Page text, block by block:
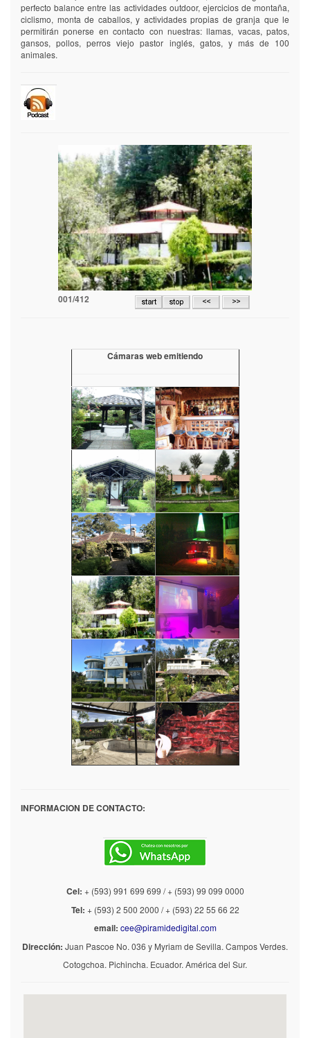
perfecto balance entre las actividades outdoor, ejercicios de montaña,
ciclismo, monta de caballos, y actividades propias de granja que le
permitirán ponerse en contacto con nuestras: llamas, vacas, patos,
gansos, pollos, perros viejo pastor inglés, gatos, y más de 100
animales.
001/412
Cámaras web emitiendo
INFORMACION DE CONTACTO:
Cel: + (593) 991 699 699 / + (593) 99 099 0000
Tel: + (593) 2 500 2000 / + (593) 22 55 66 22
email: cee@piramidedigital.com
Dirección: Juan Pascoe No. 036 y Myriam de Sevilla. Campos Verdes.
Cotogchoa. Pichincha. Ecuador. América del Sur.